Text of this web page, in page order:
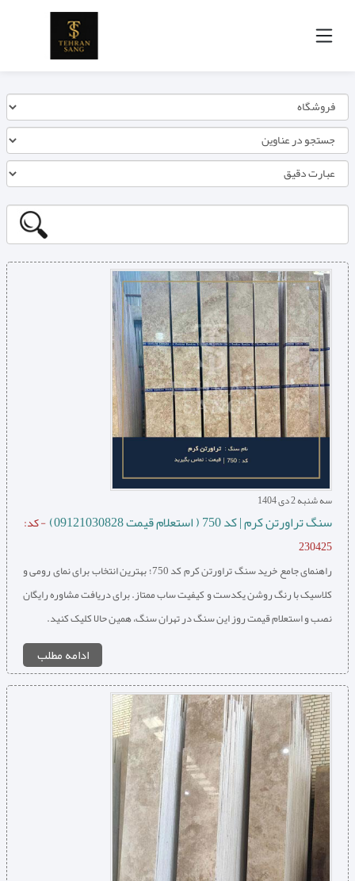
سه شنبه 2 دی 1404
سنگ تراورتن کرم | کد 750 ( استعلام قیمت 09121030828)
- کد:
230425
راهنمای جامع خرید سنگ تراورتن کرم کد 750؛ بهترین انتخاب برای نمای رومی و
کلاسیک با رنگ روشن یکدست و کیفیت ساب ممتاز. برای دریافت مشاوره رایگان
نصب و استعلام قیمت روز این سنگ در تهران سنگ، همین حالا کلیک کنید.
ادامه مطلب